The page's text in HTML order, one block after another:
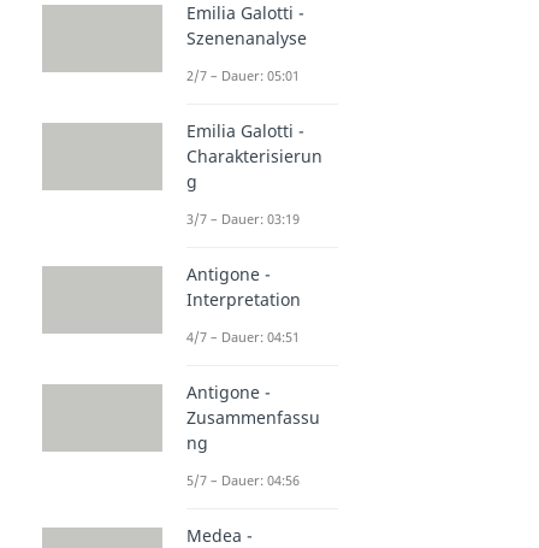
Emilia Galotti -
Szenenanalyse
2/7 – Dauer: 05:01
Emilia Galotti -
Charakterisierun
g
3/7 – Dauer: 03:19
Antigone -
Interpretation
4/7 – Dauer: 04:51
Antigone -
Zusammenfassu
ng
5/7 – Dauer: 04:56
Medea -